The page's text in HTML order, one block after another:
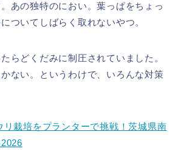
あの独特のにおい。葉っぱをちょっ
ついてしばらく取れないやつ。
らどくだみに制圧されていました。
ない。というわけで、いろんな対策
リ栽培をプランターで挑戦！茨城県南